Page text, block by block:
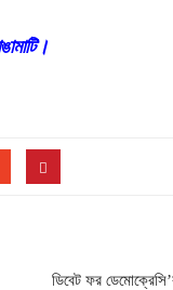
ডিবেট ফর